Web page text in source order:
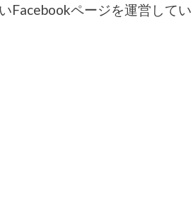
Facebookページを運営して